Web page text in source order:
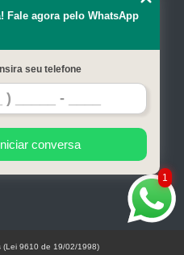
do site
1
Fale agora pelo WhatsApp
Insira seu telefone
conversa
(Lei 9610 de 19/02/1998)